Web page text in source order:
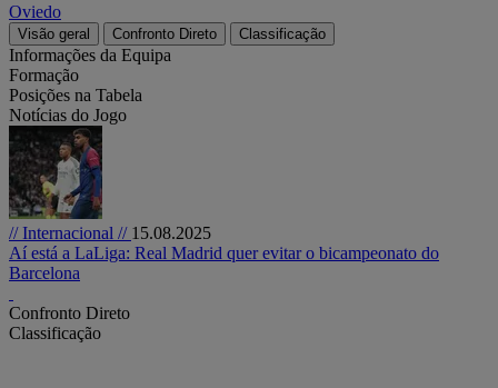
Oviedo
Visão geral Confronto Direto Classificação
Informações da Equipa
Formação
Posições na Tabela
Notícias do Jogo
// Internacional // 15.08.2025
Aí está a LaLiga: Real Madrid quer evitar o bicampeonato do
Barcelona
Confronto Direto
Classificação